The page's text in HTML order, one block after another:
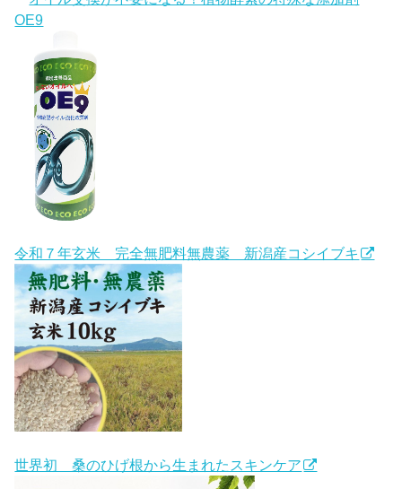
OE9
令和７年玄米 完全無肥料無農薬 新潟産コシイブキ
世界初 桑のひげ根から生まれたスキンケア